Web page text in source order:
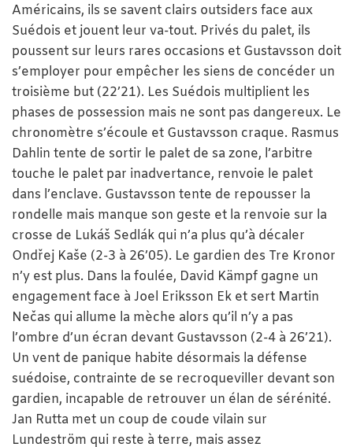
Américains, ils se savent clairs outsiders face aux
Suédois et jouent leur va-tout. Privés du palet, ils
poussent sur leurs rares occasions et Gustavsson doit
s’employer pour empêcher les siens de concéder un
troisième but (22’21). Les Suédois multiplient les
phases de possession mais ne sont pas dangereux. Le
chronomètre s’écoule et Gustavsson craque. Rasmus
Dahlin tente de sortir le palet de sa zone, l’arbitre
touche le palet par inadvertance, renvoie le palet
dans l’enclave. Gustavsson tente de repousser la
rondelle mais manque son geste et la renvoie sur la
crosse de Lukáš Sedlák qui n’a plus qu’à décaler
Ondřej Kaše (2-3 à 26’05). Le gardien des Tre Kronor
n’y est plus. Dans la foulée, David Kämpf gagne un
engagement face à Joel Eriksson Ek et sert Martin
Nečas qui allume la mèche alors qu’il n’y a pas
l’ombre d’un écran devant Gustavsson (2-4 à 26’21).
Un vent de panique habite désormais la défense
suédoise, contrainte de se recroqueviller devant son
gardien, incapable de retrouver un élan de sérénité.
Jan Rutta met un coup de coude vilain sur
Lundeström qui reste à terre, mais assez